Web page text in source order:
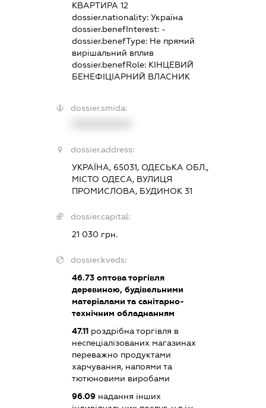
КВАРТИРА 12
dossier.nationality:Україна
dossier.benefInterest: -
dossier.benefType: Не прямий
вирішальний вплив
dossier.benefRole: КІНЦЕВИЙ
БЕНЕФІЦІАРНИЙ ВЛАСНИК
dossier.smida:
dossier.address:
УКРАЇНА, 65031, ОДЕСЬКА ОБЛ.,
МІСТО ОДЕСА, ВУЛИЦЯ
ПРОМИСЛОВА, БУДИНОК 31
dossier.capital:
21 030 грн.
dossier.kveds:
46.73 оптова торгівля
деревиною, будівельними
матеріалами та санітарно-
технічним обладнанням
47.11 роздрібна торгівля в
неспеціалізованих магазинах
переважно продуктами
харчування, напоями та
тютюновими виробами
96.09 надання інших